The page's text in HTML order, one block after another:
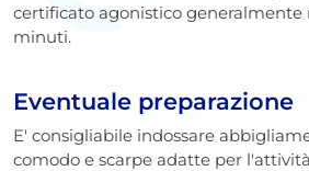
certificato agonistico generalmente
minuti.
Eventuale preparazione
E' consigliabile indossare
comodo e scarpe adatte per